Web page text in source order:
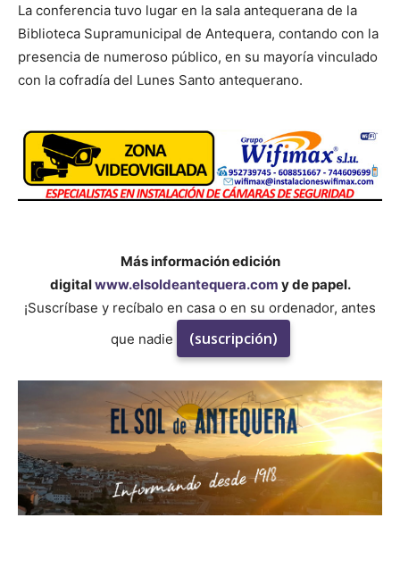
La conferencia tuvo lugar en la sala antequerana de la
Biblioteca Supramunicipal de Antequera, contando con la
presencia de numeroso público, en su mayoría vinculado
con la cofradía del Lunes Santo antequerano.
Más información edición
digitalwww.elsoldeantequera.com y de papel.
¡Suscríbase y recíbalo en casa o en su ordenador, antes
que nadie
(suscripción)